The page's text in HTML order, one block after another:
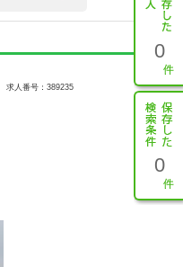
0
0
求人番号：389235